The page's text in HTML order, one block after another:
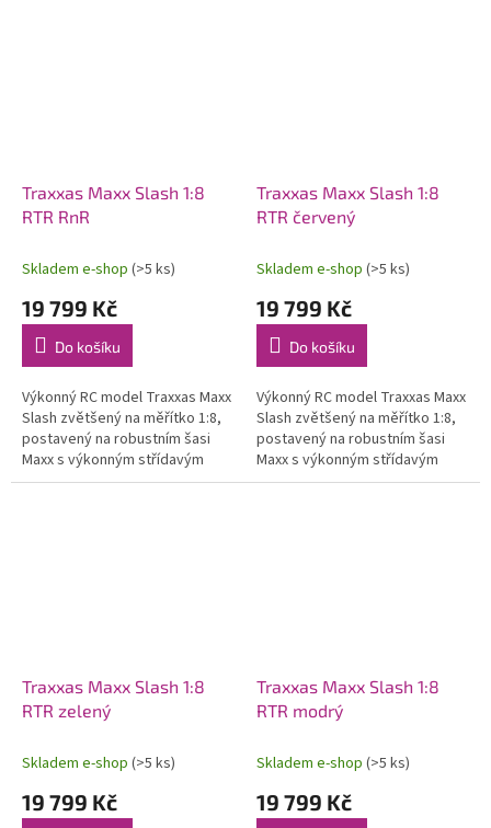
Traxxas Maxx Slash 1:8
RTR RnR
Skladem e-shop (>5 ks)
19 799 Kč
Do košíku
Výkonný RC model Traxxas Maxx
Slash zvětšený na měřítko 1:8,
postavený na robustním šasi
Maxx s výkonným střídavým
pohonem 6S. Model poskytuje
Traxxas Maxx Slash 1:8
RTR červený
Skladem e-shop (>5 ks)
19 799 Kč
Do košíku
Výkonný RC model Traxxas Maxx
Slash zvětšený na měřítko 1:8,
postavený na robustním šasi
Maxx s výkonným střídavým
pohonem 6S. Model poskytuje
Traxxas Maxx Slash 1:8
RTR zelený
Skladem e-shop (>5 ks)
19 799 Kč
Traxxas Maxx Slash 1:8
RTR modrý
Skladem e-shop (>5 ks)
19 799 Kč